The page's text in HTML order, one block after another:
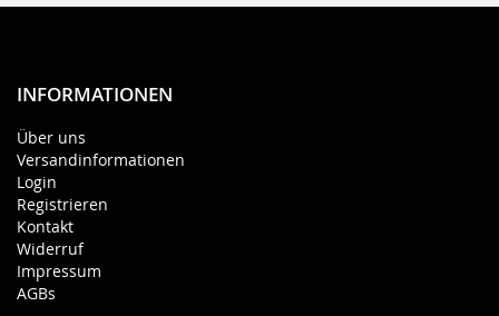
INFORMATIONEN
Über uns
Versandinformationen
Login
Registrieren
Kontakt
Widerruf
Impressum
AGBs